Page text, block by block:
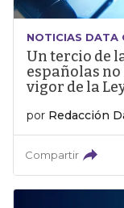
NOTICIAS DATA
Un tercio de
españolas
vigor de la
por Redacción
Compartir